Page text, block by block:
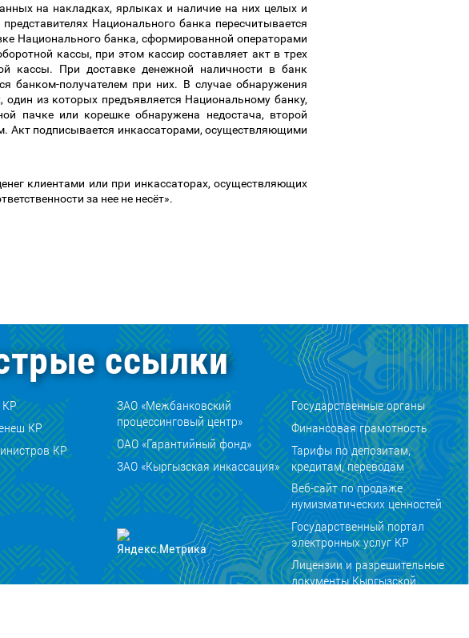
на накладках, ярлыках и наличие на них целых и
Национального банка пересчитывается
Национального банка, сформированной операторами
кассы, при этом кассир составляет акт в трех
кассы. При доставке денежной наличности в банк
банком-получателем при них. В случае обнаружения
из которых предъявляется Национальному банку,
пачке или корешке обнаружена недостача, второй
Акт подписывается инкассаторами, осуществляющими
клиентами или при инкассаторах, осуществляющих
за нее не несёт».
ссылки
КР
КР
КР
ЗАО «Межбанковский
процессинговый центр»
ОАО «Гарантийный фонд»
ЗАО «Кыргызская инкассация»
Государственные органы
Финансовая грамотность
Тарифы по депозитам,
кредитам, переводам
Веб-сайт по продаже
нумизматических ценностей
Государственный портал
электронных услуг КР
Лицензии и разрешительные
документы Кыргызской